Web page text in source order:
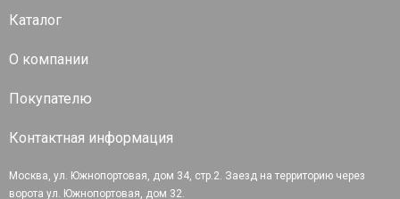
Каталог
О компании
Покупателю
Контактная информация
Москва, ул. Южнопортовая, дом 34, стр.2. Заезд на территорию через
ворота ул. Южнопортовая, дом 32.